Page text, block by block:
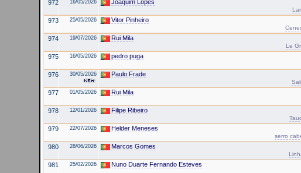
972 16/05/2026 Joaquim Lopes
973 25/05/2026 Vitor Pinheiro
974 19/07/2026 Rui Mila
Le
975 16/05/2026 pedro puga
976 30/05/2026 Paulo Frade
977 01/05/2026 Rui Mila
978 12/01/2026 Filipe Ribeiro
979 22/07/2026 Helder Meneses
serro
980 28/06/2026 Marcos Gomes
981 25/02/2026 Nuno Duarte Fernando Esteves